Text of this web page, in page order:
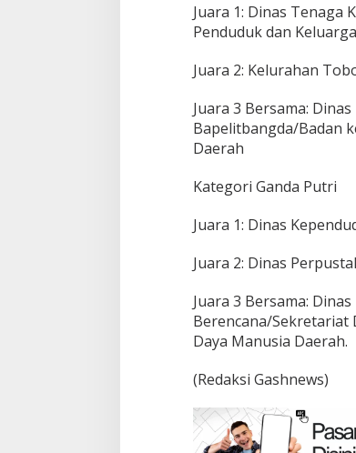
Juara 1: Dinas Tenaga
Penduduk dan
Juara 2: Kelurahan
Juara 3 Bersama:
Bapelitbangda/Badan
Daerah
Kategori Ganda Putri
Juara 1: Dinas
Juara 2: Dinas
Juara 3 Bersama:
Berencana/Sekretariat
Daya Manusia Daerah.
(Redaksi Gashnews)